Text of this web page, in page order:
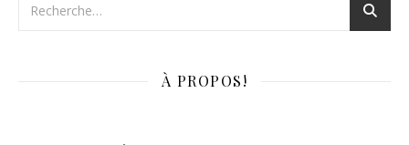
À PROPOS!